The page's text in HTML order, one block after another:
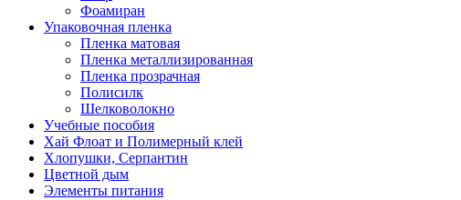
Фоамиран
Упаковочная пленка
Пленка матовая
Пленка металлизированная
Пленка прозрачная
Полисилк
Шелковолокно
Учебные пособия
Хай Флоат и Полимерный клей
Хлопушки, Серпантин
Цветной дым
Элементы питания